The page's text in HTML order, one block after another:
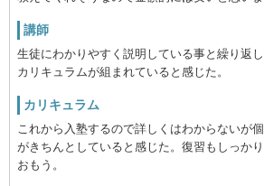
講師
生徒にわかりやすく説明している事と繰り返
カリキュラムが組まれていると感じた。
カリキュラム
これから入塾するので詳しくはわからないが
がきちんとしていると感じた。復習もしっか
おもう。